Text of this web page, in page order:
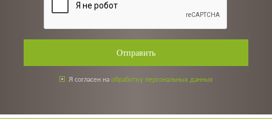
Отправить
Я согласен на обработку персональных данных